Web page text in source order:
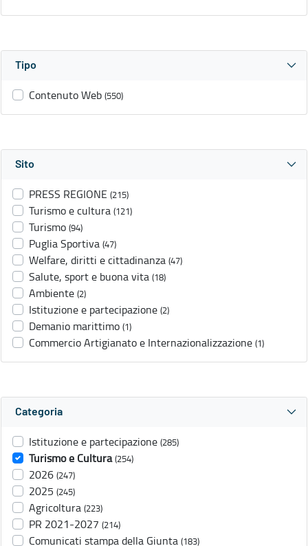
Tipo
Contenuto Web (550)
Sito
PRESS REGIONE (215)
Turismo e cultura (121)
Turismo (94)
Puglia Sportiva (47)
Welfare, diritti e cittadinanza (47)
Salute, sport e buona vita (18)
Ambiente (2)
Istituzione e partecipazione (2)
Demanio marittimo (1)
Commercio Artigianato e Internazionalizzazione (1)
Categoria
Istituzione e partecipazione (285)
Turismo e Cultura (254)
2026 (247)
2025 (245)
Agricoltura (223)
PR 2021-2027 (214)
Comunicati stampa della Giunta (183)